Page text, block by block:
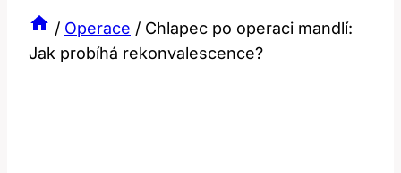
/ Operace / Chlapec po operaci mandlí:
Jak probíhá rekonvalescence?